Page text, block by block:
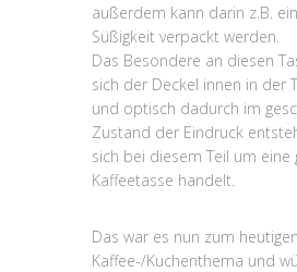
außerdem kann darin z.B.
Süßigkeit verpackt werden.
Das Besondere an diesen
sich der Deckel innen in der
und optisch dadurch im
Zustand der Eindruck
sich bei diesem Teil um eine
Kaffeetasse handelt.
Das war es nun zum heutigen
Kaffee-/Kuchenthema und